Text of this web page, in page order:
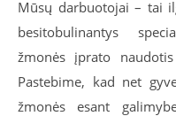
Mūsų darbuotojai – tai
besitobulinantys
žmonės įprato
Pastebime, kad net
žmonės esant